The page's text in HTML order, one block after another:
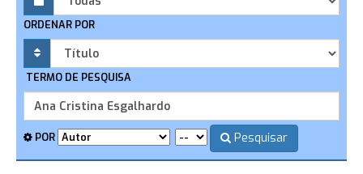
ORDENAR POR
TERMO DE PESQUISA
POR Pesquisar